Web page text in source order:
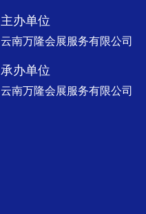
主办单位
云南万隆会展服务有限公司
承办单位
云南万隆会展服务有限公司